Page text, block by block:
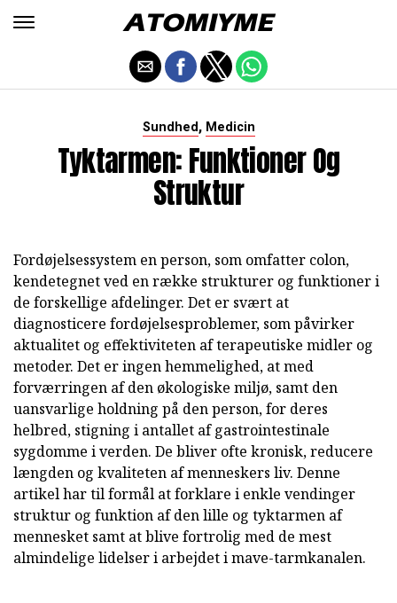
Sundhed, Medicin
Tyktarmen: Funktioner Og
Struktur
Fordøjelsessystem en person, som omfatter colon,
kendetegnet ved en række strukturer og funktioner i
de forskellige afdelinger. Det er svært at
diagnosticere fordøjelsesproblemer, som påvirker
aktualitet og effektiviteten af terapeutiske midler og
metoder. Det er ingen hemmelighed, at med
forværringen af den økologiske miljø, samt den
uansvarlige holdning på den person, for deres
helbred, stigning i antallet af gastrointestinale
sygdomme i verden. De bliver ofte kronisk, reducere
længden og kvaliteten af menneskers liv. Denne
artikel har til formål at forklare i enkle vendinger
struktur og funktion af den lille og tyktarmen af
mennesket samt at blive fortrolig med de mest
almindelige lidelser i arbejdet i mave-tarmkanalen.